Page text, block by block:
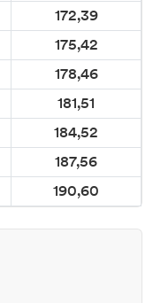
172,39
175,42
178,46
181,51
184,52
187,56
190,60